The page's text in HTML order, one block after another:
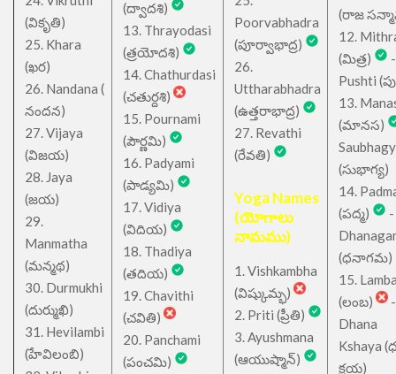
(వికృతి)
25. Khara
(ఖర)
26. Nandana (
నందన)
27. Vijaya
(విజయ)
28. Jaya
(జయ)
29.
Manmatha
(మన్మథ)
30. Durmukhi
(దుర్ముఖి)
31. Hevilambi
(హేవిలంబి)
(ద్వాదశి)
13. Thrayodasi
(త్రయోదశి)
14. Chathurdasi
(చతుర్దశి)
15. Pournami
(పౌర్ణమి)
16. Padyami
(పాడ్యమి)
17. Vidiya
(విదియ)
18. Thadiya
(తదియ)
19. Chavithi
(చవితి)
20. Panchami
(పంచమి)
Poorvabhadra
(పూర్వాభాద్ర)
26.
Uttharabhadra
(ఉత్తరాభాద్ర)
27. Revathi
(రేవతి)
Yoga Names
(యోగాలు
నామము)
1. Vishkambha
(విష్కుమ్భ)
2. Priti (ప్రీతి)
3. Ayushmana
(ఆయుష్మాన్)
(రాజ
12.
(మిత్ర)
-
Pushti
13.
(మానస)
(సుభాగ్య)
14.
(పద్మ)
-
(ధనాగమ)
15.
(లంబ)
-
Dhana
Kshaya
క్షయ)